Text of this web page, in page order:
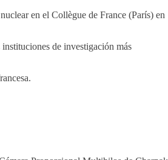
en el Collègue de France (París) en
de investigación más